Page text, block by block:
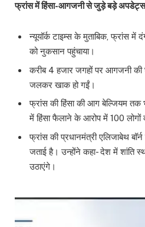
फ्रांस में हिंसा-आगजनी से जुड़े बड़े
न्यूयॉर्क टाइम्स के मुताबिक, फ्रांस में
को नुकसान पहुंचाया।
करीब 4 हजार जगहों पर आगजनी
जलकर खाक हो गईं।
फ्रांस की हिंसा की आग बेल्जियम तक
में हिंसा फैलाने के आरोप में 100 लोगों
फ्रांस की प्रधानमंत्री एलिजाबेथ
जताई है। उन्होंने कहा- देश में शांति
उठाएंगे।